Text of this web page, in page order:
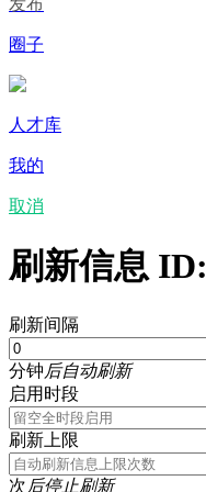
刷新信息 ID:
刷新间隔
分钟 后自动刷新
启用时段
刷新上限